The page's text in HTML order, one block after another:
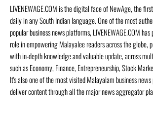
LIVENEWAGE.COM is the digital face of NewAge, the
daily in any South Indian language. One of the most
popular business news platforms, LIVENEWAGE.COM
role in empowering Malayalee readers across the globe,
with in-depth knowledge and valuable update, across
such as Economy, Finance, Entrepreneurship, Stock
It's also one of the most visited Malayalam business
deliver content through all the major news aggregator